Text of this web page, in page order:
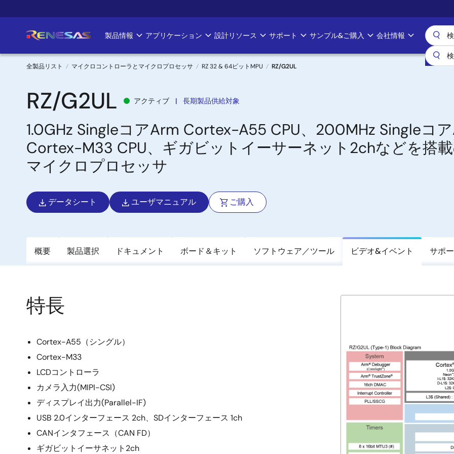
イ
ン
Main
navigation
製品情報 アプリケーション 設計リソース サポート サンプル&ご購入 会社情報
パ
ン
く
ず
全製品リスト マイクロコントローラとマイクロプロセッサ RZ 32 & 64ビットMPU RZ/G2UL
RZ/G2UL アクティブ 長期製品供給対象
1.0GHz SingleコアArm Cortex-A55 CPU、200MHz Singleコ
Cortex-M33 CPU、ギガビットイーサーネット2chなどを搭
マイクロプロセッサ
データシート ユーザマニュアル ご購入
概要 製品選択 ドキュメント ボード＆キット ソフトウェア／ツール ビデオ&イベント サポ
特長
Cortex-A55（シングル）
Cortex-M33
LCDコントローラ
カメラ入力(MIPI-CSI)
ディスプレイ出力(Parallel-IF)
USB 2.0インターフェース 2ch、SDインターフェース 1ch
CANインタフェース（CAN FD）
ギガビットイーサネット2ch